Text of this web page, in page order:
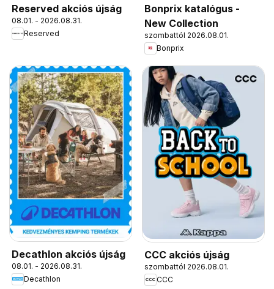
Reserved akciós újság
08.01. - 2026.08.31.
Reserved
Bonprix katalógus -
New Collection
szombattól 2026.08.01.
Bonprix
Decathlon akciós újság
08.01. - 2026.08.31.
Decathlon
CCC akciós újság
szombattól 2026.08.01.
CCC